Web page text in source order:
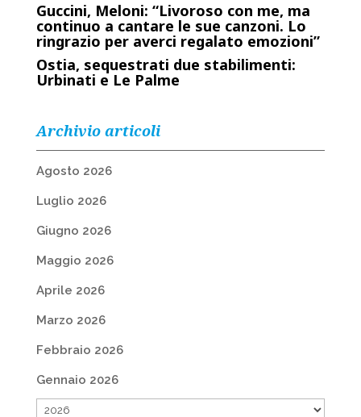
Guccini, Meloni: “Livoroso con me, ma
continuo a cantare le sue canzoni. Lo
ringrazio per averci regalato emozioni”
Ostia, sequestrati due stabilimenti:
Urbinati e Le Palme
Archivio articoli
Agosto 2026
Luglio 2026
Giugno 2026
Maggio 2026
Aprile 2026
Marzo 2026
Febbraio 2026
Gennaio 2026